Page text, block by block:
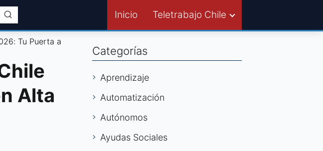
Inicio Teletrabajo Chile
Tu Puerta a
Alta
Categorías
Aprendizaje
Automatización
Autónomos
Ayudas Sociales